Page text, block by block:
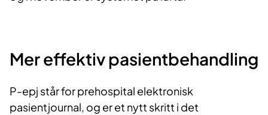
Mer effektiv pasientbehandling
P-epj står for prehospital elektronisk
pasientjournal, og er et nytt skritt i det